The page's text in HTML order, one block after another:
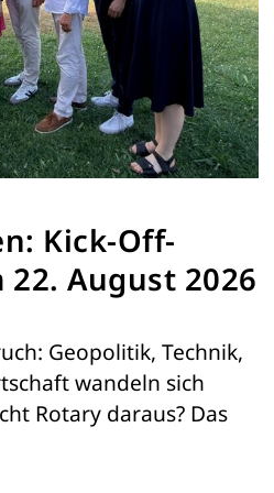
Kick-Off-
August 2026
Geopolitik, Technik,
wandeln sich
Rotary daraus? Das